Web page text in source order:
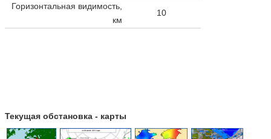
Горизонтальная видимость,
км
10
Текущая обстановка - карты